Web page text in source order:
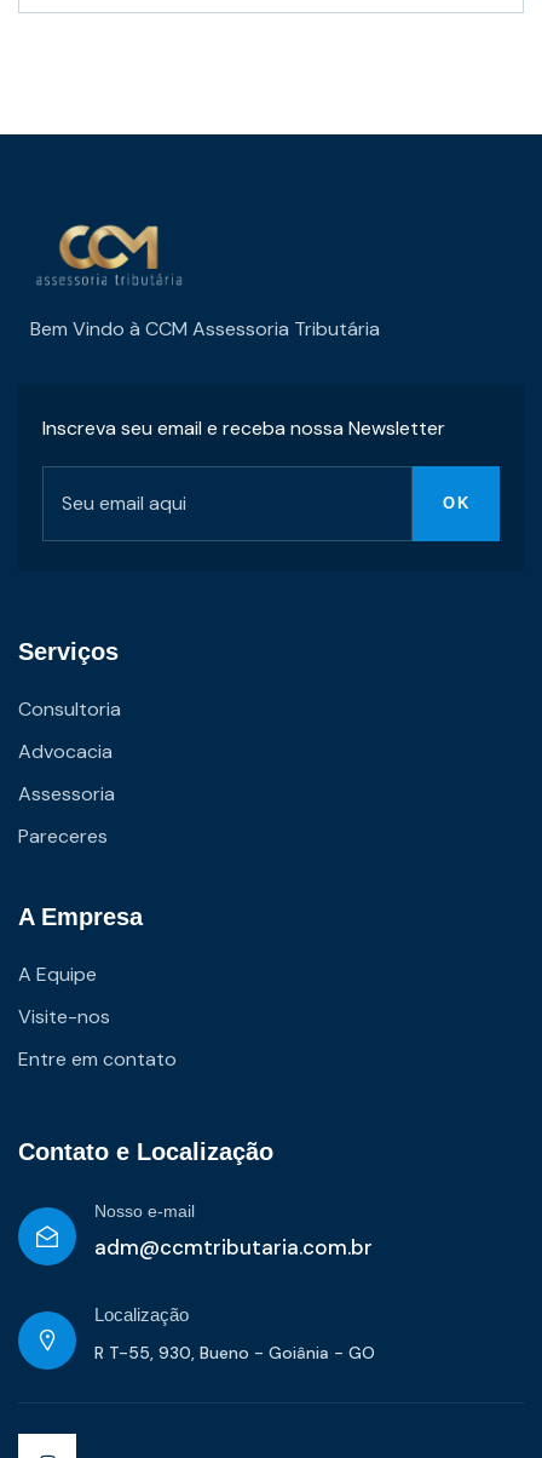
Bem Vindo à CCM Assessoria Tributária
Inscreva seu email e receba nossa Newsletter
Serviços
Consultoria
Advocacia
Assessoria
Pareceres
A Empresa
A Equipe
Visite-nos
Entre em contato
Contato e Localização
Nosso e-mail
adm@ccmtributaria.com.br
Localização
R T-55, 930, Bueno - Goiânia - GO